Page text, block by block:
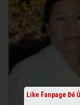
Like Fanpage Để